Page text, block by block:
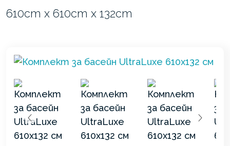
610cm x 610cm x 132cm